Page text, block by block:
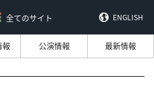
全てのサイト ENGLISH
報 公演情報 最新情報